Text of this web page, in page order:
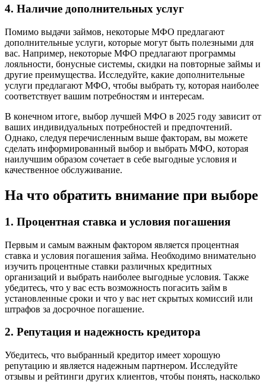
4. Наличие дополнительных услуг
Помимо выдачи займов, некоторые МФО предлагают
дополнительные услуги, которые могут быть полезными для
вас. Например, некоторые МФО предлагают программы
лояльности, бонусные системы, скидки на повторные займы и
другие преимущества. Исследуйте, какие дополнительные
услуги предлагают МФО, чтобы выбрать ту, которая наиболее
соответствует вашим потребностям и интересам.
В конечном итоге, выбор лучшей МФО в 2025 году зависит от
ваших индивидуальных потребностей и предпочтений.
Однако, следуя перечисленным выше факторам, вы можете
сделать информированный выбор и выбрать МФО, которая
наилучшим образом сочетает в себе выгодные условия и
качественное обслуживание.
На что обратить внимание при выборе
1. Процентная ставка и условия погашения
Первым и самым важным фактором является процентная
ставка и условия погашения займа. Необходимо внимательно
изучить процентные ставки различных кредитных
организаций и выбрать наиболее выгодные условия. Также
убедитесь, что у вас есть возможность погасить займ в
установленные сроки и что у вас нет скрытых комиссий или
штрафов за досрочное погашение.
2. Репутация и надежность кредитора
Убедитесь, что выбранный кредитор имеет хорошую
репутацию и является надежным партнером. Исследуйте
отзывы и рейтинги других клиентов, чтобы понять, насколько